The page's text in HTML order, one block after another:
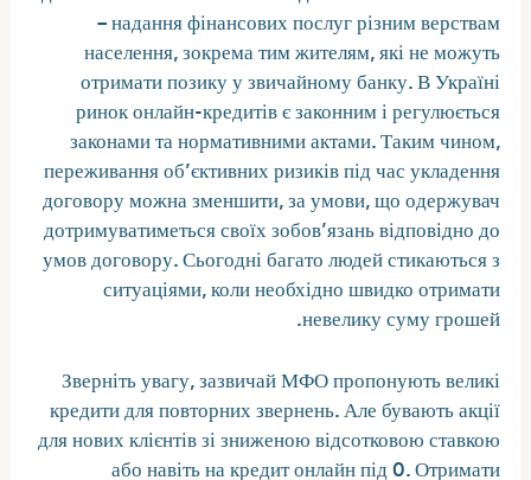
– надання фінансових послуг різним верствам
населення, зокрема тим жителям, які не можуть
отримати позику у звичайному банку. В Україні
ринок онлайн-кредитів є законним і регулюється
законами та нормативними актами. Таким чином,
переживання об’єктивних ризиків під час укладення
договору можна зменшити, за умови, що одержувач
дотримуватиметься своїх зобов’язань відповідно до
умов договору. Сьогодні багато людей стикаються з
ситуаціями, коли необхідно швидко отримати
невелику суму грошей.
Зверніть увагу, зазвичай МФО пропонують великі
кредити для повторних звернень. Але бувають акції
для нових клієнтів зі зниженою відсотковою ставкою
або навіть на кредит онлайн під 0. Отримати